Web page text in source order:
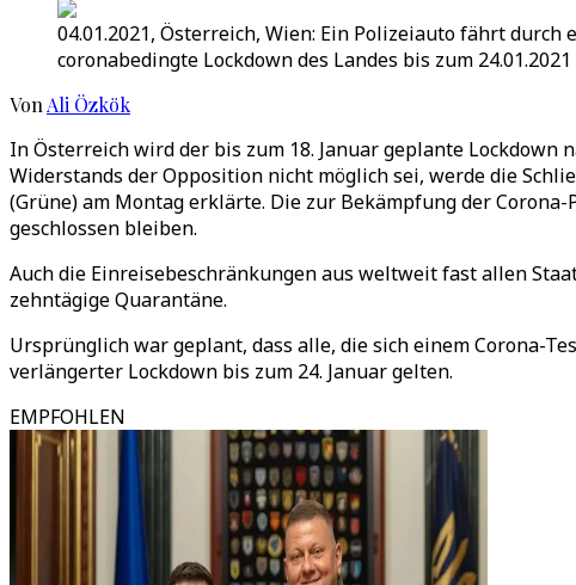
04.01.2021, Österreich, Wien: Ein Polizeiauto fährt
coronabedingte Lockdown des Landes bis zum
Von Ali Özkök
In Österreich wird der bis zum 18. Januar geplante
Widerstands der Opposition nicht möglich sei, werde die
(Grüne) am Montag erklärte. Die zur Bekämpfung der
geschlossen bleiben.
Auch die Einreisebeschränkungen aus weltweit fast allen
zehntägige Quarantäne.
Ursprünglich war geplant, dass alle, die sich einem Corona-
verlängerter Lockdown bis zum 24. Januar gelten.
EMPFOHLEN